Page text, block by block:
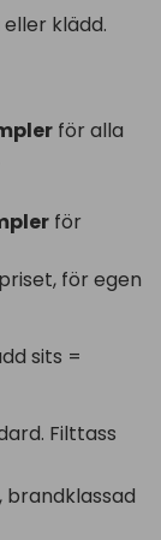
klädd.
för alla
för
för egen
sits =
Filttass